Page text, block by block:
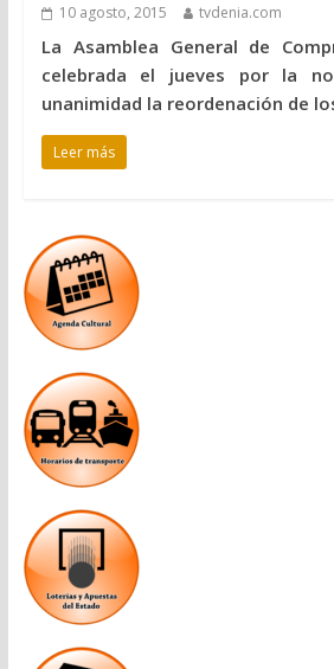
10 agosto, 2015 tvdenia.com
La Asamblea General de
celebrada el jueves por la
unanimidad la reordenación de
Leer más